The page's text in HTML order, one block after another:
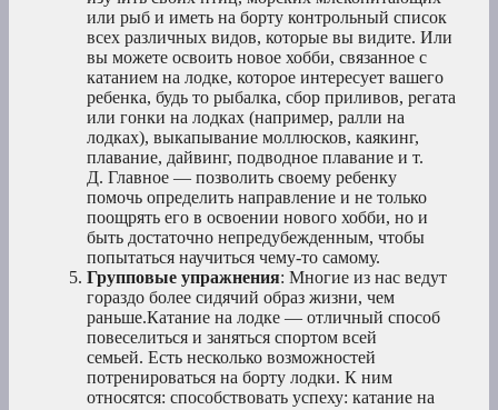
или рыб и иметь на борту контрольный список
всех различных видов, которые вы видите. Или
вы можете освоить новое хобби, связанное с
катанием на лодке, которое интересует вашего
ребенка, будь то рыбалка, сбор приливов, регата
или гонки на лодках (например, ралли на
лодках), выкапывание моллюсков, каякинг,
плавание, дайвинг, подводное плавание и т.
Д. Главное — позволить своему ребенку
помочь определить направление и не только
поощрять его в освоении нового хобби, но и
быть достаточно непредубежденным, чтобы
попытаться научиться чему-то самому.
Групповые упражнения: Многие из нас ведут
гораздо более сидячий образ жизни, чем
раньше.Катание на лодке — отличный способ
повеселиться и заняться спортом всей
семьей. Есть несколько возможностей
потренироваться на борту лодки. К ним
относятся: способствовать успеху: катание на